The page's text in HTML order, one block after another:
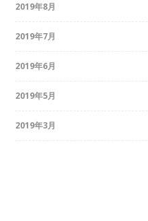
2019年8月
2019年7月
2019年6月
2019年5月
2019年3月